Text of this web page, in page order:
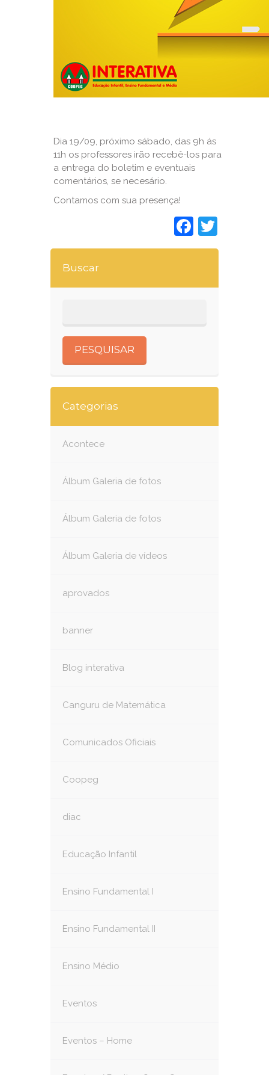
Dia 19/09, próximo sábado, das 9h ás
11h os professores irão recebê-los para
a entrega do boletim e eventuais
comentários, se necesário.
Contamos com sua presença!
Buscar
Categorias
Acontece
Álbum Galeria de fotos
Álbum Galeria de fotos
Álbum Galeria de vídeos
aprovados
banner
Blog interativa
Canguru de Matemática
Comunicados Oficiais
Coopeg
diac
Educação Infantil
Ensino Fundamental I
Ensino Fundamental II
Ensino Médio
Eventos
Eventos – Home